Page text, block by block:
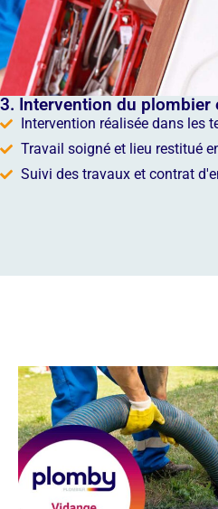
3. Intervention du plombier
Intervention réalisée dans les
Travail soigné et lieu restitué
Suivi des travaux et contrat